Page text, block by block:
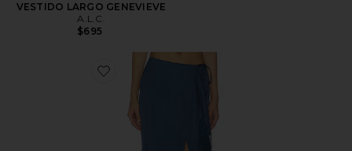
VESTIDO LARGO GENEVIEVE
A.L.C.
$695
Favorite FALDA BREE